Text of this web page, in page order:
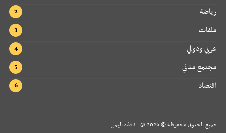
رياضة
ملفات
عربي ودولي
مجتمع مدني
اقتصاد
جميع الحقوق محفوظة ©2026 @ - نافذة اليمن